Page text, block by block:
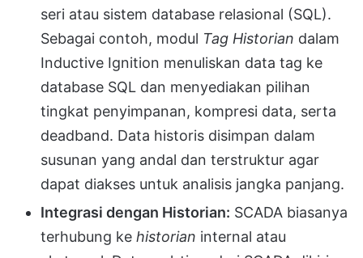
seri atau sistem database relasional (SQL).
Sebagai contoh, modul Tag Historian dalam
Inductive Ignition menuliskan data tag ke
database SQL dan menyediakan pilihan
tingkat penyimpanan, kompresi data, serta
deadband. Data historis disimpan dalam
susunan yang andal dan terstruktur agar
dapat diakses untuk analisis jangka panjang.
Integrasi dengan Historian: SCADA biasanya
terhubung ke historian internal atau